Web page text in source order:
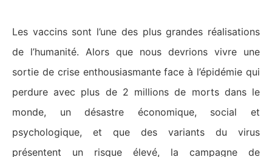
Les vaccins sont l’une des plus grandes réalisations
de l’humanité. Alors que nous devrions vivre une
sortie de crise enthousiasmante face à l’épidémie qui
perdure avec plus de 2 millions de morts dans le
monde, un désastre économique, social et
psychologique, et que des variants du virus
présentent un risque élevé, la campagne de